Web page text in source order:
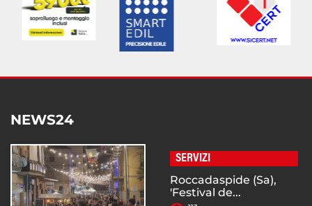
NEWS24
SERVIZI
Roccadaspide (Sa),
'Festival de...